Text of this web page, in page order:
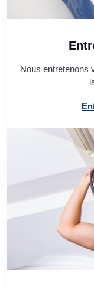
Nous entretenons